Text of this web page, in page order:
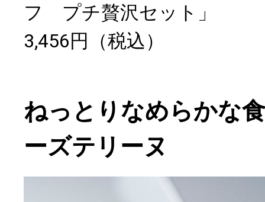
フ プチ贅沢セット」
3,456円（税込）
ねっとりなめらかな
ーズテリーヌ